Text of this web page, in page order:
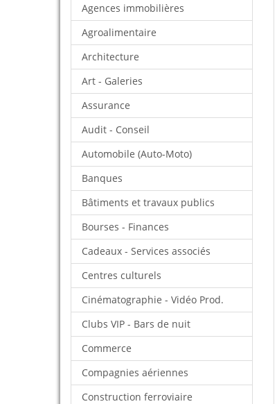
Agences immobilières
Agroalimentaire
Architecture
Art - Galeries
Assurance
Audit - Conseil
Automobile (Auto-Moto)
Banques
Bâtiments et travaux publics
Bourses - Finances
Cadeaux - Services associés
Centres culturels
Cinématographie - Vidéo Prod.
Clubs VIP - Bars de nuit
Commerce
Compagnies aériennes
Construction ferroviaire